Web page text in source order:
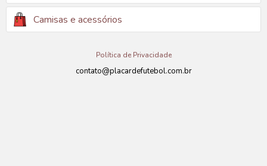
Camisas e acessórios
Política de Privacidade
contato@placardefutebol.com.br